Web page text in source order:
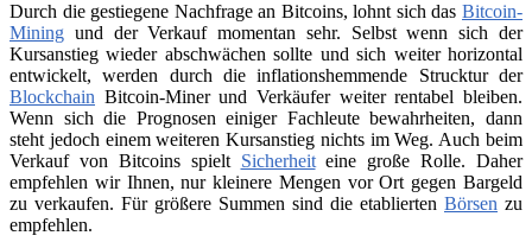
Durch die gestiegene Nachfrage an Bitcoins, lohnt sich das Bitcoin-
Mining und der Verkauf momentan sehr. Selbst wenn sich der
Kursanstieg wieder abschwächen sollte und sich weiter horizontal
entwickelt, werden durch die inflationshemmende Strucktur der
Blockchain Bitcoin-Miner und Verkäufer weiter rentabel bleiben.
Wenn sich die Prognosen einiger Fachleute bewahrheiten, dann
steht jedoch einem weiteren Kursanstieg nichts im Weg. Auch beim
Verkauf von Bitcoins spielt Sicherheiteine große Rolle. Daher
empfehlen wir Ihnen, nur kleinere Mengen vor Ort gegen Bargeld
zu verkaufen. Für größere Summen sind die etablierten Börsen zu
empfehlen.